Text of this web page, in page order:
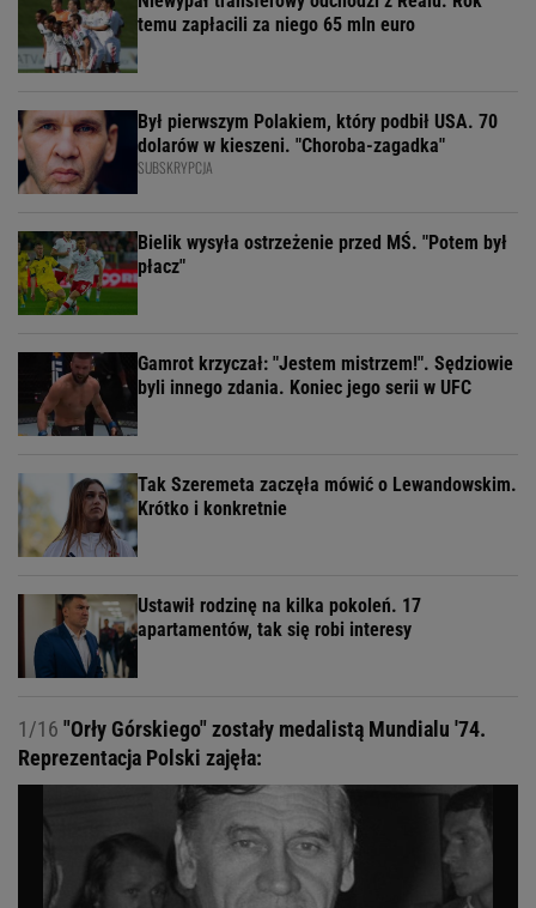
temu zapłacili za niego 65 mln euro
Był pierwszym Polakiem, który podbił USA. 70
dolarów w kieszeni. "Choroba-zagadka"
SUBSKRYPCJA
Bielik wysyła ostrzeżenie przed MŚ. "Potem był
płacz"
Gamrot krzyczał: "Jestem mistrzem!". Sędziowie
byli innego zdania. Koniec jego serii w UFC
Tak Szeremeta zaczęła mówić o Lewandowskim.
Krótko i konkretnie
Ustawił rodzinę na kilka pokoleń. 17
apartamentów, tak się robi interesy
1/16 "Orły Górskiego" zostały medalistą Mundialu '74.
Reprezentacja Polski zajęła: